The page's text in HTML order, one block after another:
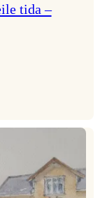
tida –